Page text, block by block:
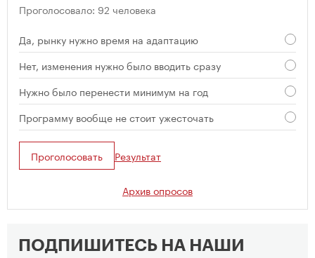
Проголосовало: 92 человека
Да, рынку нужно время на адаптацию
Нет, изменения нужно было вводить сразу
Нужно было перенести минимум на год
Программу вообще не стоит ужесточать
Проголосовать Результат
Архив опросов
ПОДПИШИТЕСЬ НА НАШИ